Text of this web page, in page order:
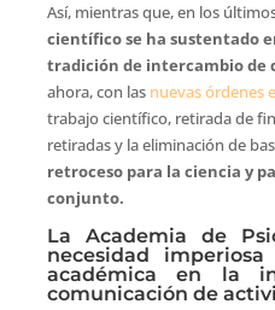
Así, mientras que, en los
científico se ha sustentado
tradición de intercambio de
ahora, con las nuevas órdenes
trabajo científico, retirada de
retiradas y la eliminación de
retroceso para la ciencia y
conjunto.
La Academia de
necesidad
académica en la
comunicación de